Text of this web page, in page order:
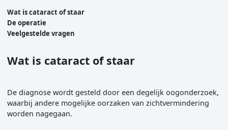
Wat is cataract of staar
De operatie
Veelgestelde vragen
Wat is cataract of staar
De diagnose wordt gesteld door een degelijk oogonderzoek,
waarbij andere mogelijke oorzaken van zichtvermindering
worden nagegaan.